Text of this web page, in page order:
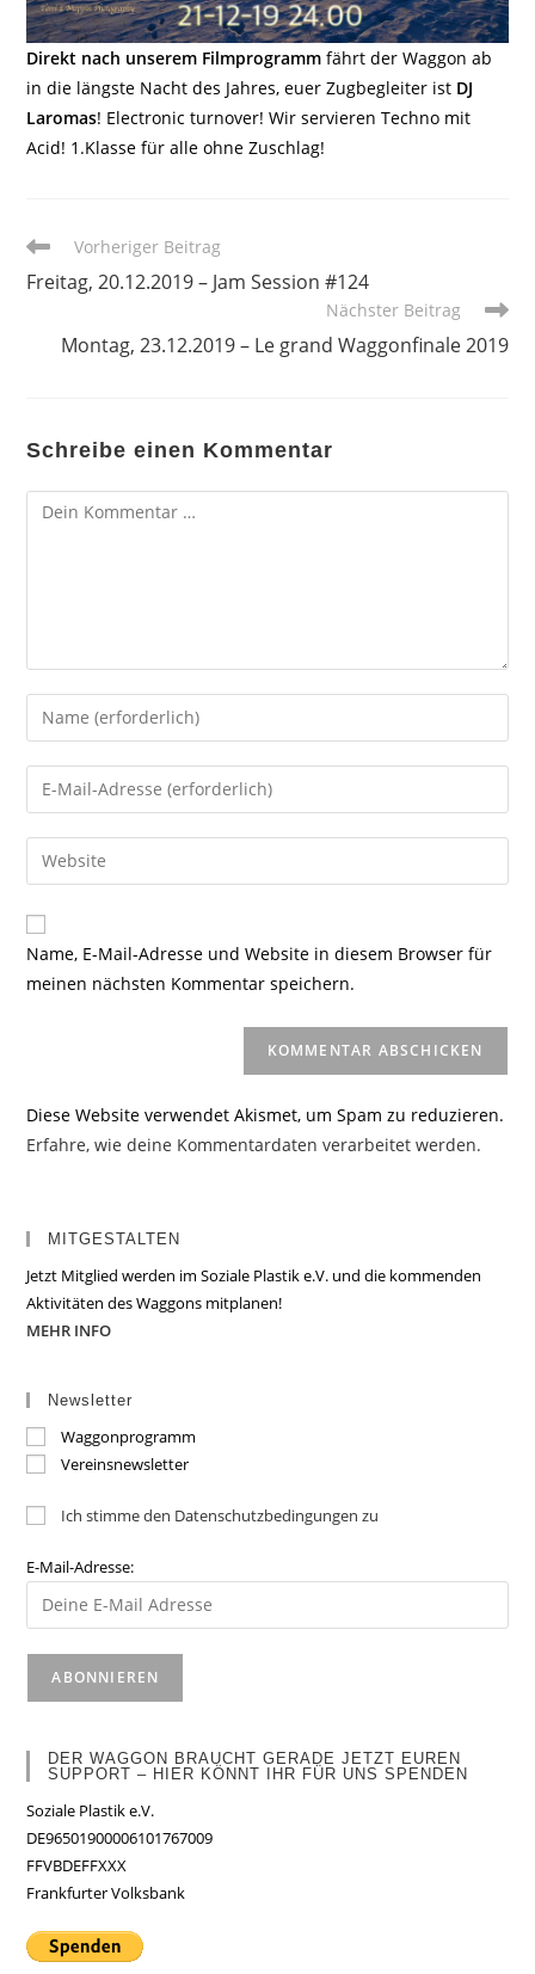
Direkt nach unserem Filmprogramm fährt der Waggon ab
in die längste Nacht des Jahres, euer Zugbegleiter ist DJ
Laromas! Electronic turnover! Wir servieren Techno mit
Acid! 1.Klasse für alle ohne Zuschlag!
Weitere
ansehen
Vorheriger Beitrag
Freitag, 20.12.2019 – Jam Session #124
Nächster Beitrag
Montag, 23.12.2019 – Le grand Waggonfinale 2019
Schreibe einen Kommentar
Kommentar
Gib
deinen
Namen
oder
zum
Kommentieren
ein
Gib
deine
E-
Mail-
zum
Kommentieren
ein
Gib
deine
Website-
URL
Name, E-Mail-Adresse und Website in diesem Browser für
meinen nächsten Kommentar speichern.
Diese Website verwendet Akismet, um Spam zu reduzieren.
Erfahre, wie deine Kommentardaten verarbeitet werden.
MITGESTALTEN
Jetzt Mitglied werden im Soziale Plastik e.V. und die kommenden
Aktivitäten des Waggons mitplanen!
MEHR INFO
Newsletter
Waggonprogramm
Vereinsnewsletter
Ich stimme den Datenschutzbedingungen zu
E-Mail-Adresse:
DER WAGGON BRAUCHT GERADE JETZT EUREN
SUPPORT – HIER KÖNNT IHR FÜR UNS SPENDEN
Soziale Plastik e.V.
DE96501900006101767009
FFVBDEFFXXX
Frankfurter Volksbank